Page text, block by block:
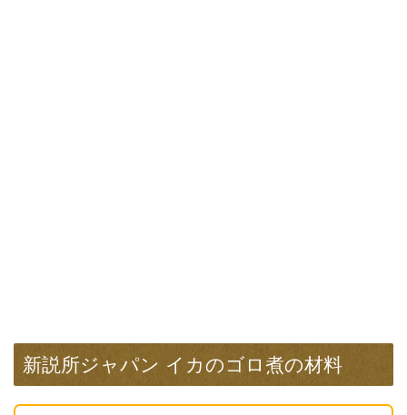
新説所ジャパン イカのゴロ煮の材料